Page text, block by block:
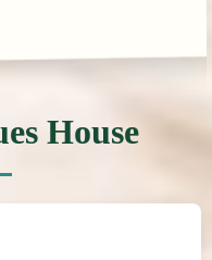
House